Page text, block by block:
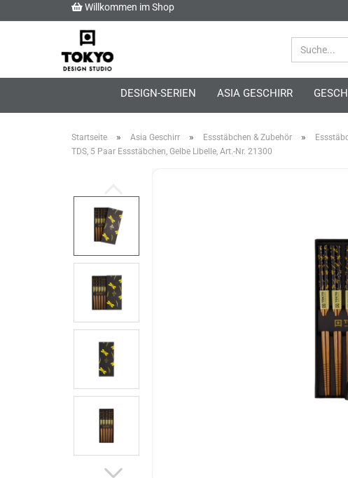
Willkommen im Shop
DESIGN-SERIEN ASIA GESCHIRR
Startseite » Asia Geschirr » Essstäbchen & Zubehör »
TDS, 5 Paar Essstäbchen, Gelbe Libelle, Art.-Nr. 21300